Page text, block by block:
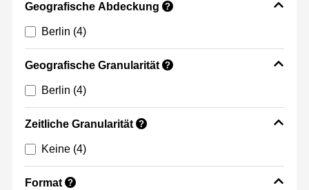
Geografische Abdeckung ?
Berlin (4)
Geografische Granularität ?
Berlin (4)
Zeitliche Granularität ?
Keine (4)
Format ?